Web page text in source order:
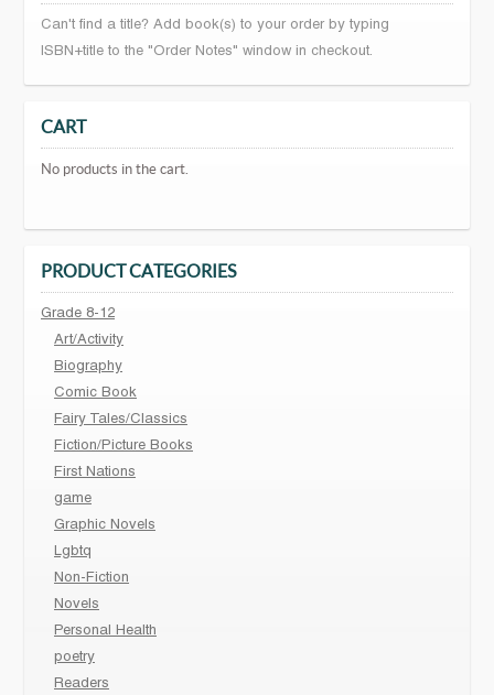
Can't find a title? Add book(s) to your order by typing
ISBN+title to the "Order Notes" window in checkout.
CART
No products in the cart.
PRODUCT CATEGORIES
Grade 8-12
Art/Activity
Biography
Comic Book
Fairy Tales/Classics
Fiction/Picture Books
First Nations
game
Graphic Novels
Lgbtq
Non-Fiction
Novels
Personal Health
poetry
Readers